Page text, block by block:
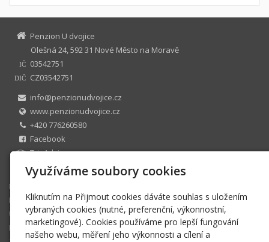
Penzion U dvojice
Olešná 24, 592 31 Nové Město na Moravě
IČ 03542751
DIČ
CZ03542751
info@penzionudvojice.cz
www.penzionudvojice.cz
+420 776260580
Facebook
TripAdvisor
U dvojice s.r.o. zapsaná v OR zastoupená : Josef Uhlíř
Domů
Nabízíme
Ubytování
Restaurace
Využíváme soubory cookies
Kliknutím na Přijmout cookies dáváte souhlas s uložením
vybraných cookies (nutné, preferenční, výkonnostní,
marketingové). Cookies používáme pro lepší fungování
našeho webu, měření jeho výkonnosti a cílení a